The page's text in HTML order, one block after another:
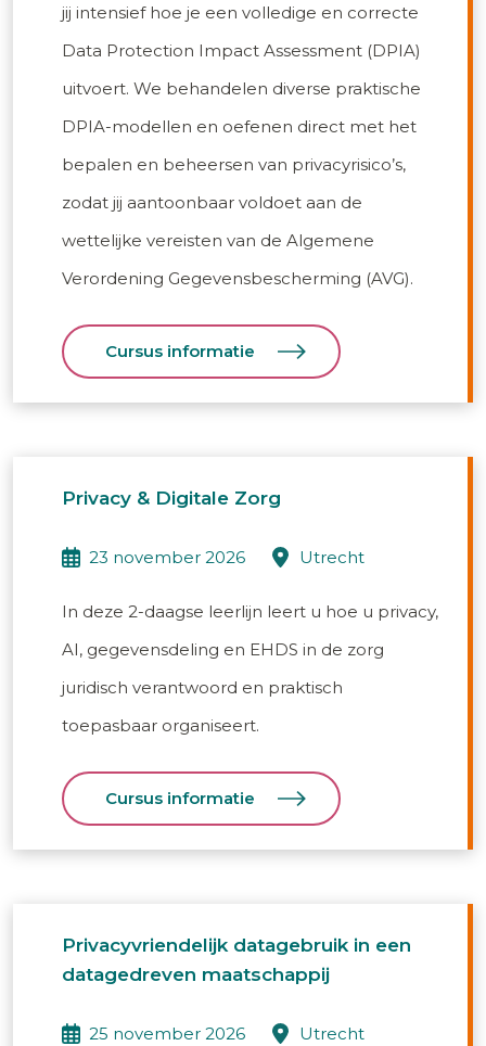
jij intensief hoe je een volledige en correcte
Data Protection Impact Assessment (DPIA)
uitvoert. We behandelen diverse praktische
DPIA-modellen en oefenen direct met het
bepalen en beheersen van privacyrisico’s,
zodat jij aantoonbaar voldoet aan de
wettelijke vereisten van de Algemene
Verordening Gegevensbescherming (AVG).
Cursus informatie
Privacy & Digitale Zorg
23 november 2026 utrecht
In deze 2-daagse leerlijn leert u hoe u privacy,
AI, gegevensdeling en EHDS in de zorg
juridisch verantwoord en praktisch
toepasbaar organiseert.
Cursus informatie
Privacyvriendelijk datagebruik in een
datagedreven maatschappij
25 november 2026 utrecht